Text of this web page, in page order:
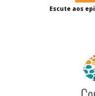
Escute aos